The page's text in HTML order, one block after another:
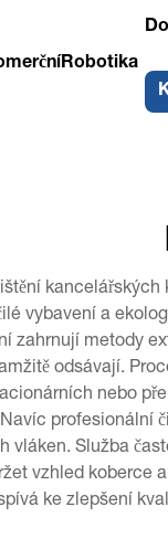
Robotika
vybavení a
zahrnují metody
odsávají.
nebo
profesionální
vláken. Služba
vzhled koberce
ke zlepšení